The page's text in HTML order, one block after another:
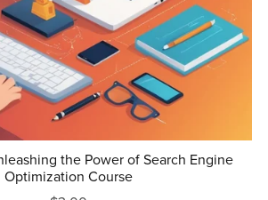
the Power of Search Engine
Optimization Course